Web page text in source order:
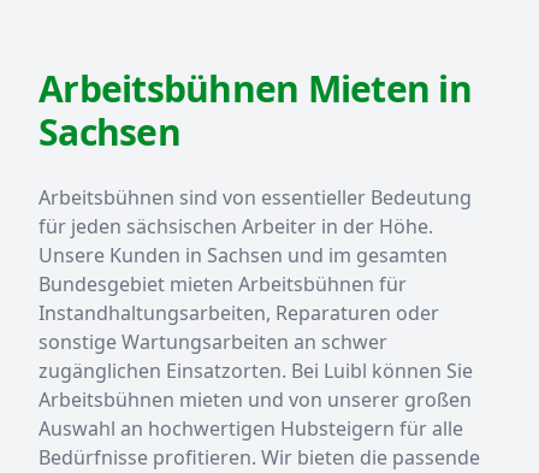
Arbeitsbühnen Mieten in
Sachsen
Arbeitsbühnen sind von essentieller Bedeutung
für jeden sächsischen Arbeiter in der Höhe.
Unsere Kunden in Sachsen und im gesamten
Bundesgebiet mieten Arbeitsbühnen für
Instandhaltungsarbeiten, Reparaturen oder
sonstige Wartungsarbeiten an schwer
zugänglichen Einsatzorten. Bei Luibl können Sie
Arbeitsbühnen mieten und von unserer großen
Auswahl an hochwertigen Hubsteigern für alle
Bedürfnisse profitieren. Wir bieten die passende